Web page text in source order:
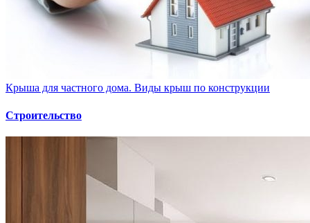
Крыша для частного дома. Виды крыш по конструкции
Строительство